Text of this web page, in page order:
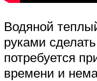
Водяной
руками
потребуется
времени и